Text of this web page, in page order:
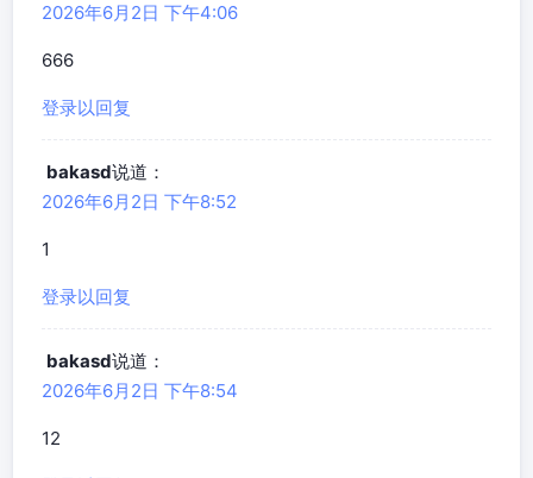
2026年6月2日 下午4:06
666
登录以回复
bakasd说道：
2026年6月2日 下午8:52
1
登录以回复
bakasd说道：
2026年6月2日 下午8:54
12